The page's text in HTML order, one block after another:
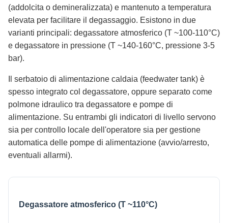
(addolcita o demineralizzata) e mantenuto a temperatura
elevata per facilitare il degassaggio. Esistono in due
varianti principali: degassatore atmosferico (T ~100-110°C)
e degassatore in pressione (T ~140-160°C, pressione 3-5
bar).
Il serbatoio di alimentazione caldaia (feedwater tank) è
spesso integrato col degassatore, oppure separato come
polmone idraulico tra degassatore e pompe di
alimentazione. Su entrambi gli indicatori di livello servono
sia per controllo locale dell'operatore sia per gestione
automatica delle pompe di alimentazione (avvio/arresto,
eventuali allarmi).
Degassatore atmosferico (T ~110°C)